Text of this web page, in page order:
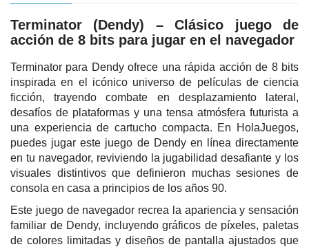
Terminator (Dendy) – Clásico juego de
acción de 8 bits para jugar en el navegador
Terminator para Dendy ofrece una rápida acción de 8 bits
inspirada en el icónico universo de películas de ciencia
ficción, trayendo combate en desplazamiento lateral,
desafíos de plataformas y una tensa atmósfera futurista a
una experiencia de cartucho compacta. En HolaJuegos,
puedes jugar este juego de Dendy en línea directamente
en tu navegador, reviviendo la jugabilidad desafiante y los
visuales distintivos que definieron muchas sesiones de
consola en casa a principios de los años 90.
Este juego de navegador recrea la apariencia y sensación
familiar de Dendy, incluyendo gráficos de píxeles, paletas
de colores limitadas y diseños de pantalla ajustados que